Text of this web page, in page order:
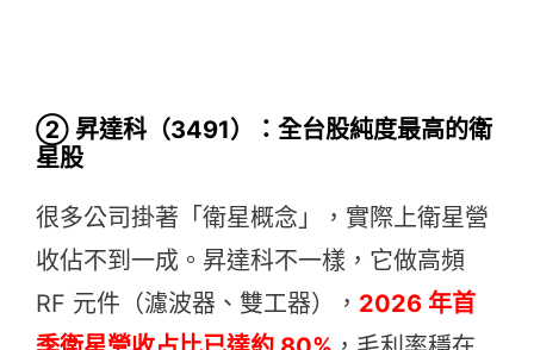
② 昇達科（3491）：全台股純度最高的衛
星股
很多公司掛著「衛星概念」，實際上衛星營
收佔不到一成。昇達科不一樣，它做高頻
RF 元件（濾波器、雙工器）， 2026 年首